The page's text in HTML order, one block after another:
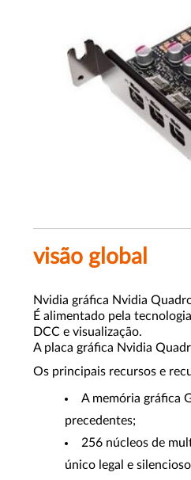
visão global
Nvidia gráfica Nvidia
É alimentado pela
DCC e visualização.
A placa gráfica Nvidia
Os principais recursos e
A memória gráfica
precedentes;
256 núcleos de
único legal e